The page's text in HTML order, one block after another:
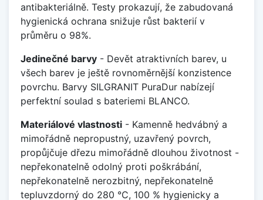
antibakteriálně. Testy prokazují, že zabudovaná
hygienická ochrana snižuje růst bakterií v
průměru o 98%.
Jedinečné barvy - Devět atraktivních barev, u
všech barev je ještě rovnoměrnější konzistence
povrchu. Barvy SILGRANIT PuraDur nabízejí
perfektní soulad s bateriemi BLANCO.
Materiálové vlastnosti - Kamenně hedvábný a
mimořádně nepropustný, uzavřený povrch,
propůjčuje dřezu mimořádně dlouhou životnost -
nepřekonatelně odolný proti poškrábání,
nepřekonatelně nerozbitný, nepřekonatelně
tepluvzdorný do 280 °C, 100 % hygienicky a